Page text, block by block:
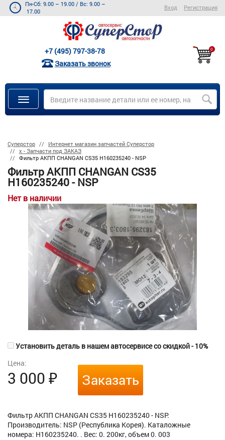
Пн-Сб: 9.00 – 19.00 / Вс: 9.00 –
17.00
Вход Регистрация
+7 (495) 797-38-78
Заказать звонок
0
Суперстор
Интернет магазин запчастей Суперстор
х - Запчасти под ЗАКАЗ
Фильтр АКПП CHANGAN CS35 H160235240 - NSP
Фильтр АКПП CHANGAN CS35
H160235240 - NSP
Нет в наличии
Установить деталь в нашем автосервисе со скидкой - 10%
Цена:
3 000 ₽ Заказать
Фильтр АКПП CHANGAN CS35 H160235240 - NSP.
Производитель: NSP (Республика Корея). Каталожные
номера: H160235240. . Вес: 0. 200кг, объем 0. 003